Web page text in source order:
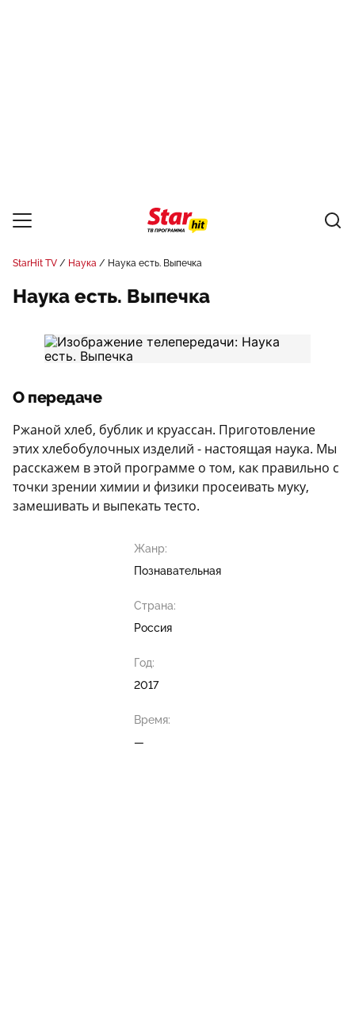
StarHit TV Наука Наука есть. Выпечка
Наука есть. Выпечка
О передаче
Ржаной хлеб, бублик и круассан. Приготовление
этих хлебобулочных изделий - настоящая наука. Мы
расскажем в этой программе о том, как правильно с
точки зрении химии и физики просеивать муку,
замешивать и выпекать тесто.
Жанр:
Познавательная
Страна:
Россия
Год:
2017
Время:
—